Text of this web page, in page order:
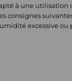
à une
consignes
excessive ou